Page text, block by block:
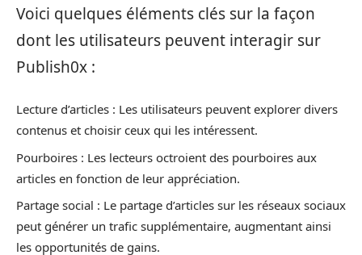
Voici quelques éléments clés sur la façon
dont les utilisateurs peuvent interagir sur
Publish0x :
Lecture d’articles : Les utilisateurs peuvent explorer divers
contenus et choisir ceux qui les intéressent.
Pourboires : Les lecteurs octroient des pourboires aux
articles en fonction de leur appréciation.
Partage social : Le partage d’articles sur les réseaux sociaux
peut générer un trafic supplémentaire, augmentant ainsi
les opportunités de gains.